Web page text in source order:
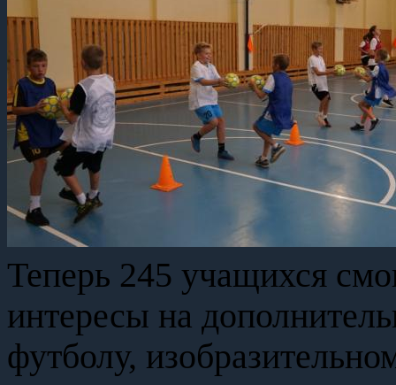
Теперь 245 учащихся
интересы на
футболу,